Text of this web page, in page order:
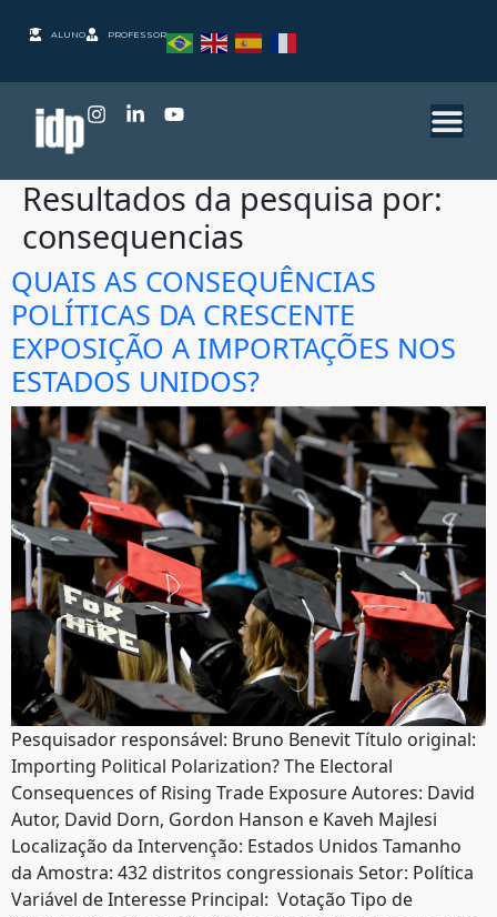
ALUNO PROFESSOR
Resultados da pesquisa por:
consequencias
QUAIS AS CONSEQUÊNCIAS
POLÍTICAS DA CRESCENTE
EXPOSIÇÃO A IMPORTAÇÕES NOS
ESTADOS UNIDOS?
Pesquisador responsável: Bruno Benevit Título original:
Importing Political Polarization? The Electoral
Consequences of Rising Trade Exposure Autores: David
Autor, David Dorn, Gordon Hanson e Kaveh Majlesi
Localização da Intervenção: Estados Unidos Tamanho
da Amostra: 432 distritos congressionais Setor: Política
Variável de Interesse Principal: Votação Tipo de